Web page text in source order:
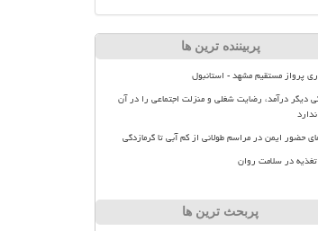
پربیننده ترین ها
پرواز مستقیم مشهد - استانبول
دیگر درآمد، رضایت شغلی و منزلت اجتماعی را در آن
حضور ایمن در مراسم طولانی از کم آبی تا گرمازدگی
در سلامت روان
پربحث ترین ها